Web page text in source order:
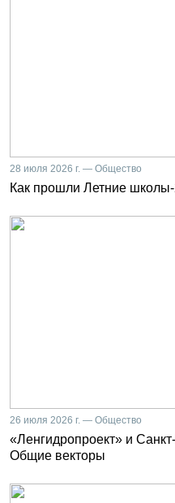
28 июля 2026 г. — Общество
Как прошли Летние
26 июля 2026 г. — Общество
«Ленгидропроект» и
Общие векторы